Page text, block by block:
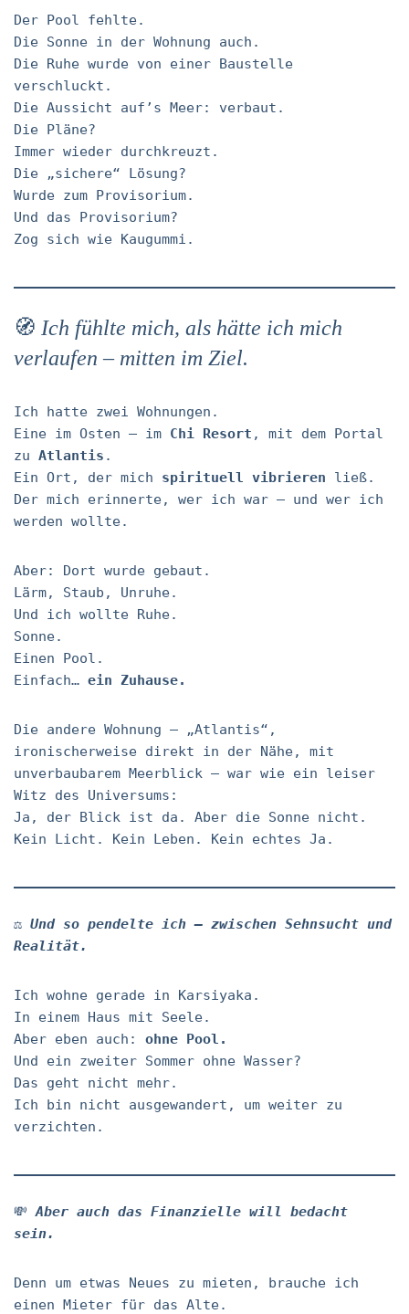
Der Pool fehlte.
Die Sonne in der Wohnung auch.
Die Ruhe wurde von einer Baustelle
verschluckt.
Die Aussicht auf’s Meer: verbaut.
Die Pläne?
Immer wieder durchkreuzt.
Die „sichere“ Lösung?
Wurde zum Provisorium.
Und das Provisorium?
Zog sich wie Kaugummi.
🧭 Ich fühlte mich, als hätte ich mich
verlaufen – mitten im Ziel.
Ich hatte zwei Wohnungen.
Eine im Osten – im Chi Resort , mit dem Portal
zu Atlantis .
Ein Ort, der mich spirituell vibrieren ließ.
Der mich erinnerte, wer ich war – und wer ich
werden wollte.
Aber: Dort wurde gebaut.
Lärm, Staub, Unruhe.
Und ich wollte Ruhe.
Sonne.
Einen Pool.
Einfach… ein Zuhause.
Die andere Wohnung – „Atlantis“,
ironischerweise direkt in der Nähe, mit
unverbaubarem Meerblick – war wie ein leiser
Witz des Universums:
Ja, der Blick ist da. Aber die Sonne nicht.
Kein Licht. Kein Leben. Kein echtes Ja.
⚖️ Und so pendelte ich – zwischen Sehnsucht und
Realität.
Ich wohne gerade in Karsiyaka.
In einem Haus mit Seele.
Aber eben auch: ohne Pool.
Und ein zweiter Sommer ohne Wasser?
Das geht nicht mehr.
Ich bin nicht ausgewandert, um weiter zu
verzichten.
💸Aber auch das Finanzielle will bedacht
sein.
Denn um etwas Neues zu mieten, brauche ich
einen Mieter für das Alte.